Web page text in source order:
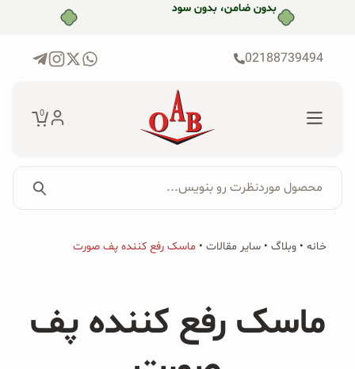
بدون ضامن، بدون سود
02188739494
0
برای:
جستجو...
پکیج‌ها
محصولات ارگانیک
محصول موردنظرت رو بنویس...
خانه • وبلاگ • سایر مقالات • ماسک رفع کننده پف صورت
ماسک رفع کننده پف